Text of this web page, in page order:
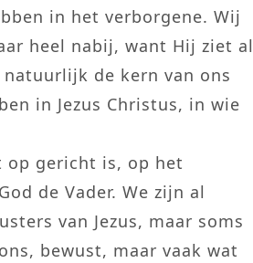
in het verborgene. Wij
heel nabij, want Hij ziet al
de kern van ons
in Jezus Christus, in wie
op gericht is, op het
de Vader. We zijn al
van Jezus, maar soms
bewust, maar vaak wat